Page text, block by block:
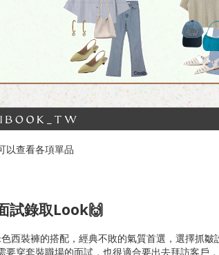
以查看各項單品
試錄取Look🙌
西裝褲的搭配，經典不敗的氣質首選，選擇抓
要穿套裝職場的面試，也很適合要出去拜訪客戶